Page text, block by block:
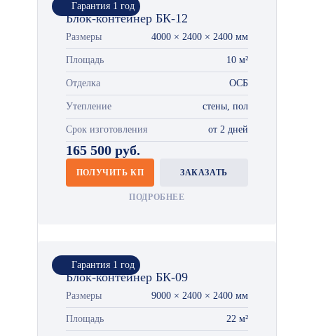
Гарантия 1 год
Блок-контейнер БК-12
Размеры 4000 × 2400 × 2400 мм
Площадь 10 м²
Отделка ОСБ
Утепление стены, пол
Срок изготовления от 2 дней
165 500 руб.
ПОЛУЧИТЬ КП ЗАКАЗАТЬ
ПОДРОБНЕЕ
Гарантия 1 год
Блок-контейнер БК-09
Размеры 9000 × 2400 × 2400 мм
Площадь 22 м²